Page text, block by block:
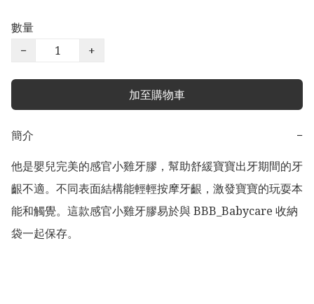
數量
−
+
加至購物車
簡介
−
他是嬰兒完美的感官小雞牙膠，幫助舒緩寶寶出牙期間的牙
齦不適。不同表面結構能輕輕按摩牙齦，激發寶寶的玩耍本
能和觸覺。這款感官小雞牙膠易於與 BBB_Babycare 收納
袋一起保存。